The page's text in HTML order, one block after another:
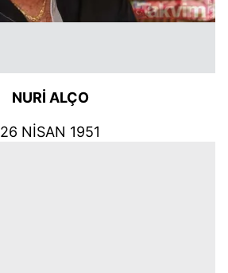
NURİ ALÇO
26 NİSAN 1951